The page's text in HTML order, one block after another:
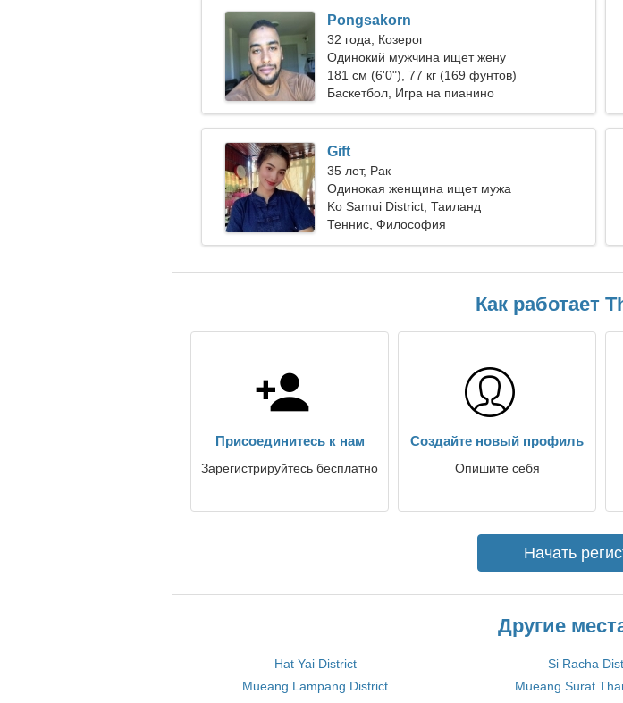
Pongsakorn
32 года, Козерог
Одинокий мужчина ищет жену
181 см (6'0"), 77 кг (169 фунтов)
Баскетбол, Игра на пианино
Gift
35 лет, Рак
Одинокая женщина ищет мужа
Ko Samui District, Таиланд
Теннис, Философия
Как работает
Присоединитесь к нам
Зарегистрируйтесь бесплатно
Создайте новый профиль
Опишите себя
Начать
Другие
Hat Yai District Si Racha
Mueang Lampang District
Mueang Surat